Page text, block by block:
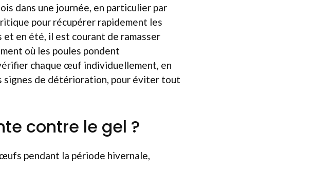
dans une journée, en particulier par
pour récupérer rapidement les
en été, il est courant de ramasser
où les poules pondent
chaque œuf individuellement, en
signes de détérioration, pour éviter tout
contre le gel ?
pendant la période hivernale,